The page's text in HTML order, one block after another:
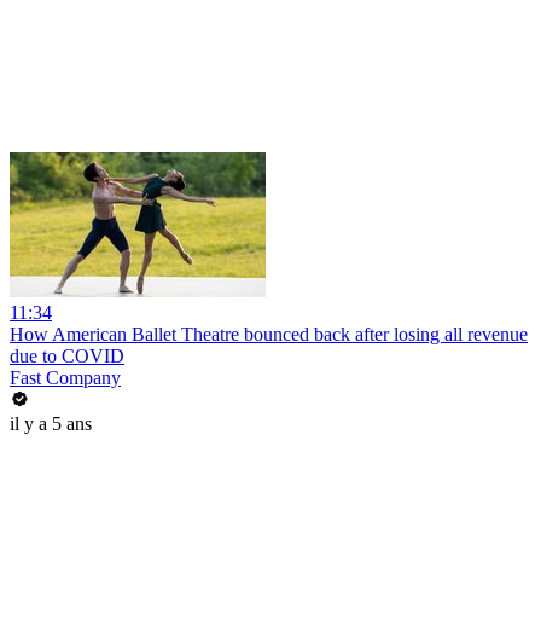
11:34
How American Ballet Theatre bounced back after losing all revenue
due to COVID
Fast Company
il y a 5 ans